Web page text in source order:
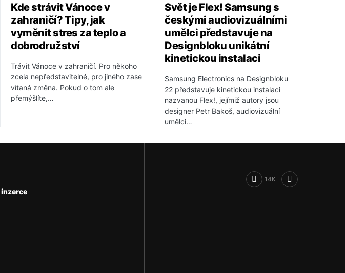
Kde strávit Vánoce v
zahraničí? Tipy, jak
vyměnit stres za teplo a
dobrodružství
Trávit Vánoce v zahraničí. Pro někoho
zcela nepředstavitelné, pro jiného zase
vítaná změna. Pokud o tom ale
přemýšlíte,…
Svět je Flex! Samsung s
českými audiovizuálními
umělci představuje na
Designbloku unikátní
kinetickou instalaci
Samsung Electronics na Designbloku
22 představuje kinetickou instalaci
nazvanou Flex!, jejímiž autory jsou
designer Petr Bakoš, audiovizuální
umělci…
inzerce
14K